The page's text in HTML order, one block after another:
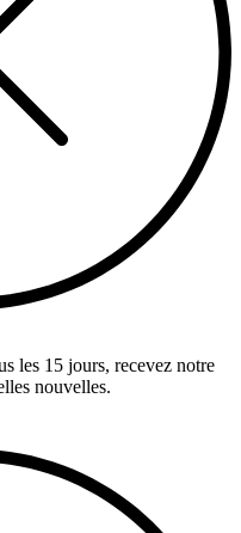
les 15 jours, recevez notre
nouvelles.